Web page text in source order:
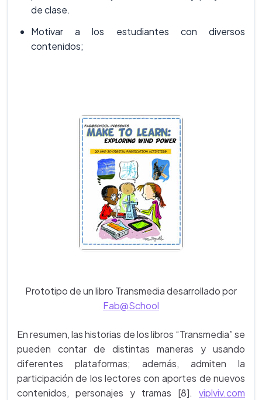
de clase.
Motivar a los estudiantes con diversos
contenidos;
Prototipo de un libro Transmedia desarrollado por
Fab@School
En resumen, las historias de los libros “Transmedia” se
pueden contar de distintas maneras y usando
diferentes plataformas; además, admiten la
participación de los lectores con aportes de nuevos
contenidos, personajes y tramas [8]. viplviv.com